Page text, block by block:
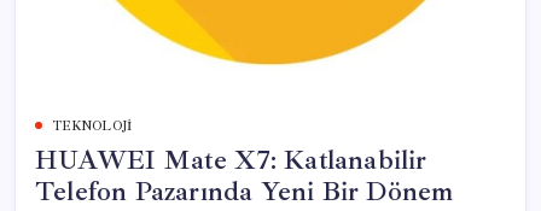
TEKNOLOJI
HUAWEI Mate X7: Katlanabilir
Telefon Pazarında Yeni Bir Dönem